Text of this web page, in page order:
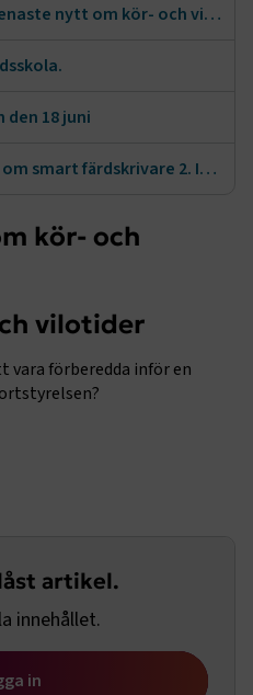
TF Talks, avsnitt 18: Senaste nytt om kör- och vilotider!
den 18 juni
Inspelat webbinarium om smart färdskrivare 2. Inspelat 28-05-2024
kör- och
vilotider
vara förberedda inför en
artikel.
innehållet.
in